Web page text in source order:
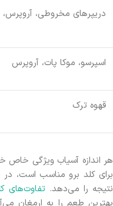
دریپرهای مخروطی، آروپرس،
اسپرسو، موکا پات، آروپرس
قهوه ترک
هر اندازه آسیاب ویژگی خاص
برای کلد برو مناسب است، در
نتیجه را می‌دهد. تفاوت‌های
بهترین طعم را به ارمغان